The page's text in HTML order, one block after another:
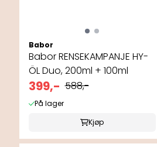
Babor
Babor RENSEKAMPANJE HY-
ÖL Duo, 200ml + 100ml
399,- 588,-
På lager
Kjøp